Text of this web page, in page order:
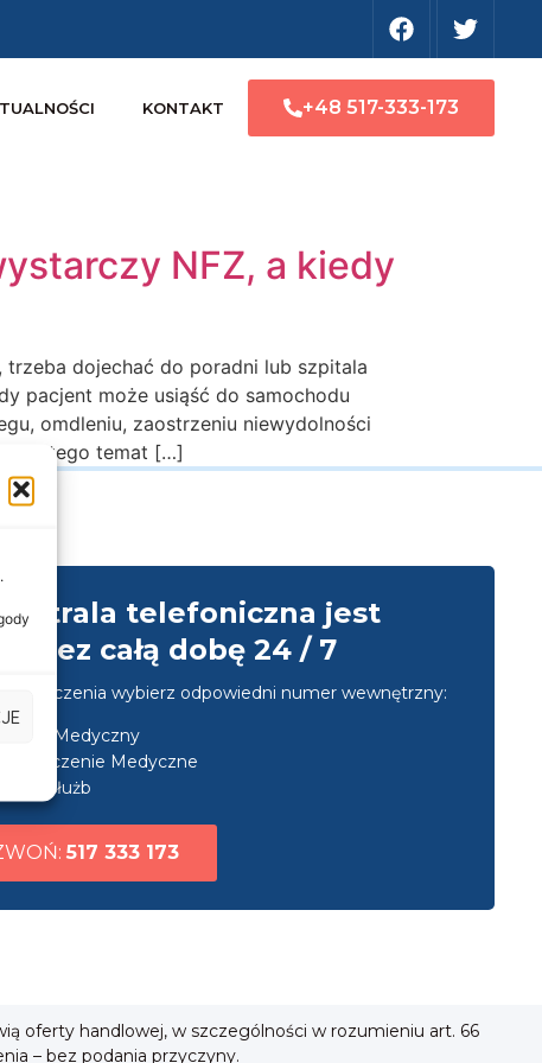
KONTAKT +48 517-333-173
NFZ, a kiedy
dojechać do poradni lub szpitala
pacjent może usiąść do samochodu
omdleniu, zaostrzeniu niewydolności
dlatego temat […]
telefoniczna jest
całą dobę 24 / 7
połączenia wybierz odpowiedni numer wewnętrzny:
Medyczny
Medyczne
służb
517 333 173
oferty handlowej, w szczególności w rozumieniu art. 66
– bez podania przyczyny.